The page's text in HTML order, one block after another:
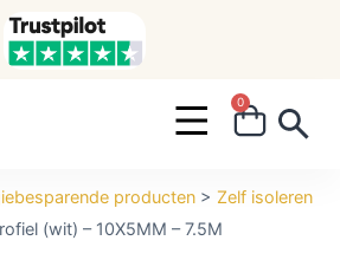
0
producten > Zelf isoleren
(wit) – 10X5MM – 7.5M